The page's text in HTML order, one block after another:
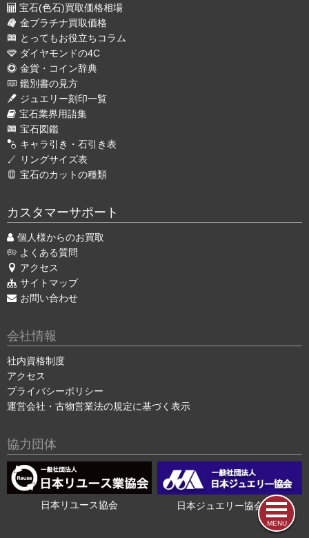
MENU
宝石(色石)買取価格相場
金プラチナ買取価格
とってもお役立ちコラム
ダイヤモンドの4C
金貨・コイン辞典
鑑別書の見方
ジュエリー刻印一覧
宝石業界用語集
宝石図鑑
キャラ引き・石引き表
リングサイズ表
宝石のカットの種類
カスタマーサポート
個人様からのお買取
よくある質問
アクセス
サイトマップ
お問い合わせ
会社情報
社内資格制度
アクセス
プライバシーポリシー
運営会社・古物営業法の規定に基づく表示
協力団体
日本リユース協会 日本ジュエリー協会会員